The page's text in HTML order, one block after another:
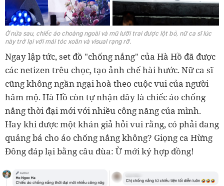
Ở nửa sau, chiếc áo choàng ngoài và mũ lưỡi trai được lột bỏ, nữ ca sĩ lúc
này trở lại với mái tóc xoăn và visual rạng rỡ.
Ngay lập tức, set đồ "chống nắng" của Hà Hồ đã được
các netizen trêu chọc, tạo ảnh chế hài hước. Nữ ca sĩ
cũng không ngần ngại hoà theo cuộc vui của người
hâm mộ. Hà Hồ còn tự nhận đây là chiếc áo chống
nắng thời đại mới với nhiều công năng của mình.
Hay khi được một khán giả hỏi vui rằng, có phải đang
quảng bá cho áo chống nắng không? Giọng ca Hừng
Đông đáp lại bằng câu đùa: Ừ mới ký hợp đồng!